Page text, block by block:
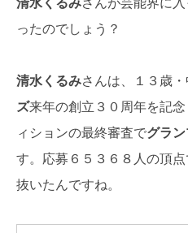
清水くるみさんが芸能界に
ったのでしょう？
清水くるみさんは、１３歳
ズ来年の創立３０周年を記
ィションの最終審査でグラン
す。応募６５３６８人の頂
抜いたんですね。